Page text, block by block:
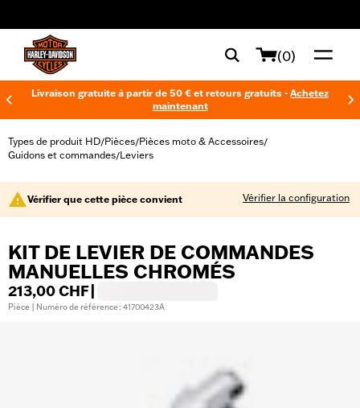
(0)
Livraison gratuite à partir de 50 € et retours gratuits - Achetez
maintenant
Types de produit HD/Pièces/Pièces moto & Accessoires/
Guidons et commandes/Leviers
Vérifier que cette pièce convient Vérifier la configuration
KIT DE LEVIER DE COMMANDES
MANUELLES CHROMÉS
213,00 CHF
Pièce | Numéro de référence : 41700423A